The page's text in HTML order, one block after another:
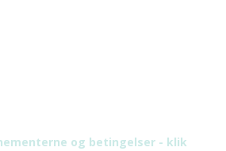
og betingelser - klik